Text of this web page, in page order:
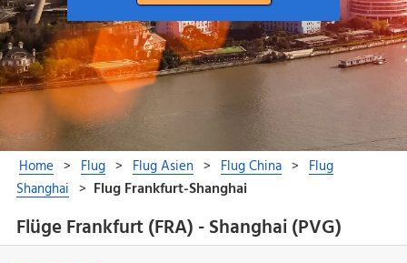
Flüge Frankfurt (FRA) - Shanghai (PVG)